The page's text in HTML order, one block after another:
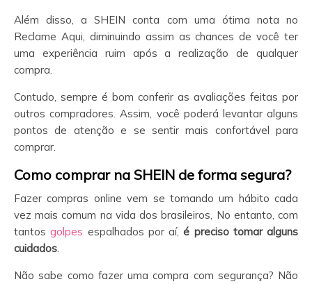
Além disso, a SHEIN conta com uma ótima nota no
Reclame Aqui, diminuindo assim as chances de você ter
uma experiência ruim após a realização de qualquer
compra.
Contudo, sempre é bom conferir as avaliações feitas por
outros compradores. Assim, você poderá levantar alguns
pontos de atenção e se sentir mais confortável para
comprar.
Como comprar na SHEIN de forma segura?
Fazer compras online vem se tornando um hábito cada
vez mais comum na vida dos brasileiros, No entanto, com
tantosgolpes espalhados por aí,é preciso tomar alguns
cuidados
Não sabe como fazer uma compra com segurança? Não